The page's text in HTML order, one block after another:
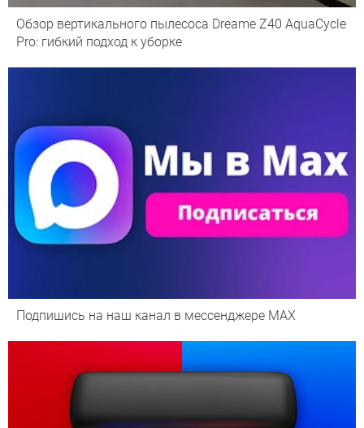
Обзор вертикального пылесоса Dreame Z40 AquaCycle
Pro: гибкий подход к уборке
Подпишись на наш канал в мессенджере МАХ